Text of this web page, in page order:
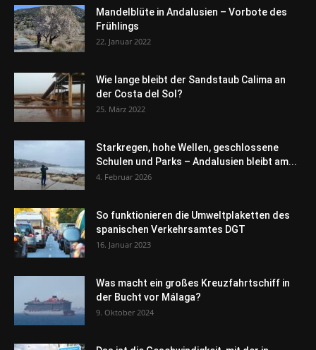
Mandelblüte in Andalusien – Vorbote des
Frühlings
22. Januar 2022
Wie lange bleibt der Sandstaub Calima an
der Costa del Sol?
25. März 2022
Starkregen, hohe Wellen, geschlossene
Schulen und Parks – Andalusien bleibt am...
4. Februar 2026
So funktionieren die Umweltplaketten des
spanischen Verkehrsamtes DGT
16. Januar 2023
Was macht ein großes Kreuzfahrtschiff in
der Bucht vor Málaga?
9. Oktober 2024